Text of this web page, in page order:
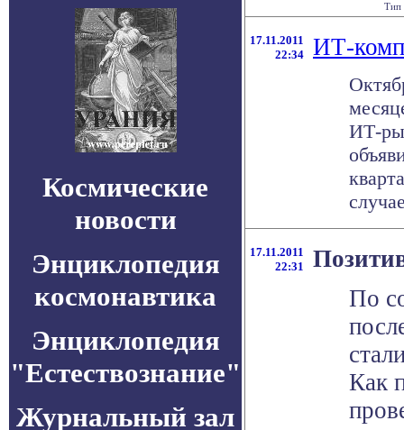
Космические
новости
Энциклопедия
космонавтика
Энциклопедия
"Естествознание"
Журнальный зал
Тип
17.11.2011
22:34
ИТ-
ИТ-
17.11.2011
22:31
По
Как